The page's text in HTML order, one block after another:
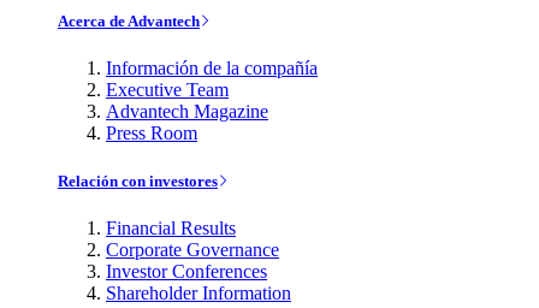
Acerca de Advantech
Información de la compañía
Executive Team
Advantech Magazine
Press Room
Relación con investores
Financial Results
Corporate Governance
Investor Conferences
Shareholder Information